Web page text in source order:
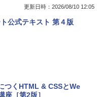
Neo A18 Proチッ
ために設計、Liquid Ret
ド - 800 Robux 【限
】 ロブロックス | オン
更新日時：2026/08/10 12:05
公式テキスト 第４版
つくHTML & CSSとWe
座［第2版］